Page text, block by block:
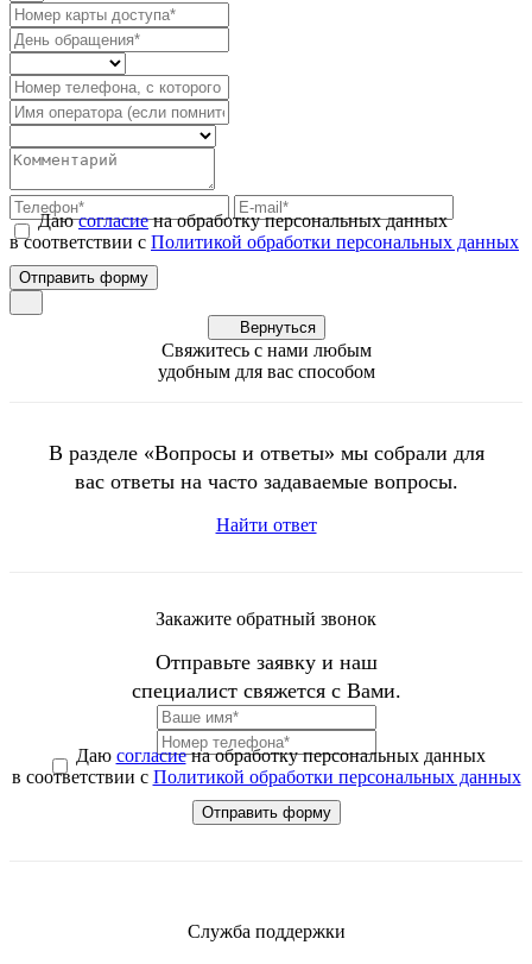
Даюсогласиена обработку персональных данных
в соответствии с Политикой обработки персональных данных
Вернуться
Свяжитесь с нами любым
удобным для вас способом
В разделе «Вопросы и ответы» мы собрали для
вас ответы на часто задаваемые вопросы.
Найти ответ
Закажите обратный звонок
Отправьте заявку и наш
специалист свяжется с Вами.
Даю согласиена обработку персональных данных
в соответствии с Политикой обработки персональных данных
Служба поддержки